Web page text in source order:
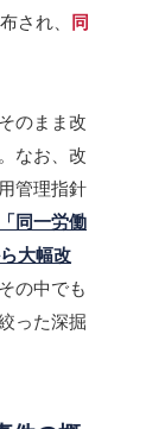
され、
同
のまま改
なお、改
管理指針
同一労働
大幅改
の中でも
った深掘